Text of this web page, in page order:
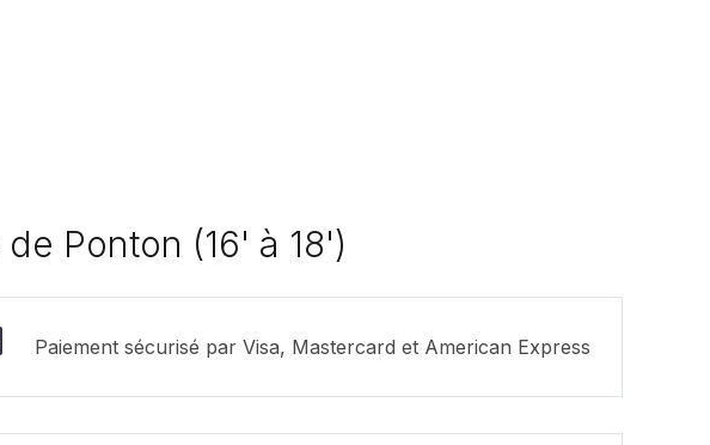
Ponton (16' à 18')
Paiement sécurisé par Visa, Mastercard et American Express